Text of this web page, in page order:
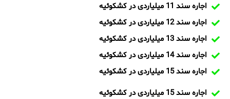
اجاره سند 11 میلیاردی در کشکوئیه
اجاره سند 12 میلیاردی در کشکوئیه
اجاره سند 13 میلیاردی در کشکوئیه
اجاره سند 14 میلیاردی در کشکوئیه
اجاره سند 15 میلیاردی در کشکوئیه
اجاره سند 15 میلیاردی در کشکوئیه